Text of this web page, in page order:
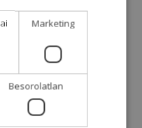
tárolása
árak
Marketing
Besorolatlan